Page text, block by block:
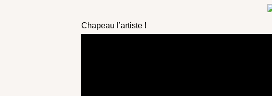
Chapeau l’artiste !